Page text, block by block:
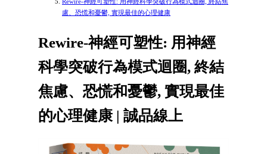
慮、恐慌和憂鬱, 實現最佳的心理健康
Rewire-神經可塑性: 用神經
科學突破行為模式迴圈, 終結
焦慮、恐慌和憂鬱, 實現最佳
的心理健康 | 誠品線上